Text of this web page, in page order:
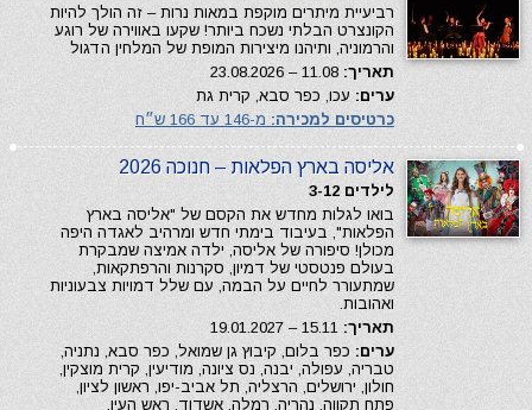
רביעיית מיתרים מוקפת במאות נרות – זה הולך להיות
הקונצרט הבלתי נשכח ביותר! שקעו באווירה של רוגע
והרמוניה, ותיהנו מיצירות המופת של המלחין הדגול
תאריך:
ערים: עכו, כפר סבא, קרית גת
כרטיסים למכירה: מ-146 עד 166 ש״ח
אליסה בארץ הפלאות – חנוכה 2026
לילדים 3-12
בואו לגלות מחדש את הקסם של "אליסה בארץ
הפלאות", בעיבוד בימתי חדש ומרהיב לאגדה היפה
מכולן! סיפורה של אליסה, ילדה אמיצה שמבקרת
בעולם פנטסטי של דמיון, סקרנות והרפתקאות,
שמתעורר לחיים על הבמה, עם שלל דמויות צבעוניות
ואהובות.
תאריך:
ערים: כפר בלום, קיבוץ גן שמואל, כפר סבא, נתניה,
טבריה, עפולה, יבנה, נס ציונה, מודיעין, קרית מוצקין,
חולון, ירושלים, הרצליה, תל אביב-יפו, ראשון לציון,
פתח תקווה, נהריה, רמלה, אשדוד, ראש העין,